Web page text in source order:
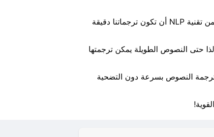
يستخدم مترجمنا القائم على الشبكة العصبية خوارزميات متطورة لتحليل وفهم بنية ومعنى النص الخاص بك. كما تضمن تقنية NLP أن تكون ترجماتنا دقيقة
ترجمة ما يصل إلى 10,000 حرف في المرة الواحدة، لذا حتى النصوص الطويلة يمكن ترجمتها
ترجمة النصوص بسرعة دون التضحية